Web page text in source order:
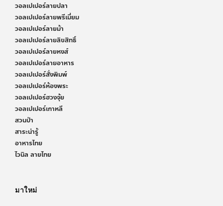
วอลเปเปอร์ลายปลา
วอลเปเปอร์ลายพรีเมี่ยม
วอลเปเปอร์ลายม้า
วอลเปเปอร์ลายลิขสิทธิ์
วอลเปเปอร์ลายหงส์
วอลเปเปอร์ลายอาหาร
วอลเปเปอร์สั่งพิมพ์
วอลเปเปอร์ห้องพระ
วอลเปเปอร์ฮวงจุ้ย
วอลเปเปอร์เกาหลี
สวนป่า
สาระน่ารู้
อาหารไทย
ไวนิล ลายไทย
มาใหม่